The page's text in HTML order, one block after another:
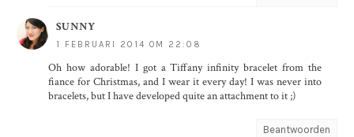
SUNNY
1 FEBRUARI 2014 OM 22:08
Oh how adorable! I got a Tiffany infinity bracelet from the
fiance for Christmas, and I wear it every day! I was never into
bracelets, but I have developed quite an attachment to it ;)
Beantwoorden